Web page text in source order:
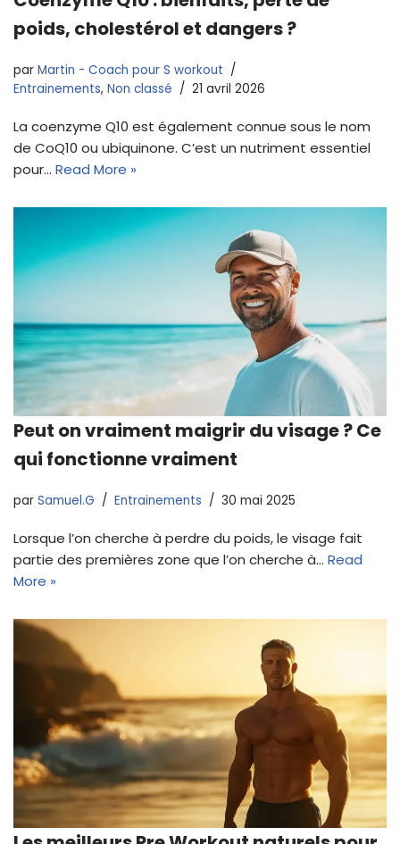
poids, cholestérol et dangers ?
par Martin - Coach pour S workout
Entrainements, Non classé 21 avril 2026
La coenzyme Q10 est également connue sous le nom
de CoQ10 ou ubiquinone. C’est un nutriment essentiel
pour… Read More »
Peut on vraiment maigrir du visage ? Ce
qui fonctionne vraiment
par Samuel.G Entrainements 30 mai 2025
Lorsque l’on cherche à perdre du poids, le visage fait
partie des premières zone que l’on cherche à… Read
More »